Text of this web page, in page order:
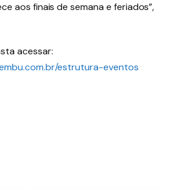
aos finais de semana e feriados”,
acessar:
estrutura-eventos